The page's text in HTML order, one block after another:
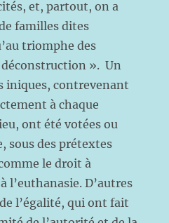
et, partout, on a
familles dites
triomphe des
». Un
iniques, contrevenant
à chaque
ont été votées ou
sous des prétextes
le droit à
l’euthanasie. D’autres
l’égalité, qui ont fait